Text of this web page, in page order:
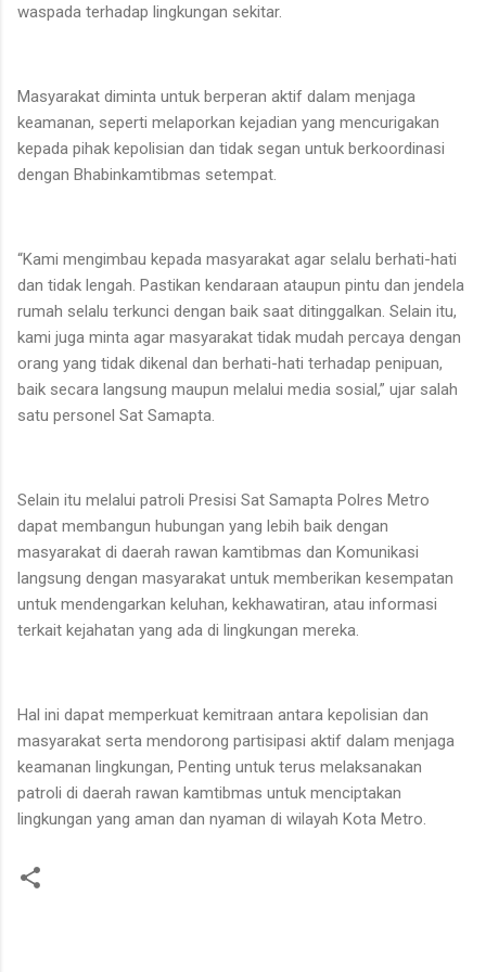
waspada terhadap lingkungan sekitar.
Masyarakat diminta untuk berperan aktif dalam menjaga
keamanan, seperti melaporkan kejadian yang mencurigakan
kepada pihak kepolisian dan tidak segan untuk berkoordinasi
dengan Bhabinkamtibmas setempat.
“Kami mengimbau kepada masyarakat agar selalu berhati-hati
dan tidak lengah. Pastikan kendaraan ataupun pintu dan jendela
rumah selalu terkunci dengan baik saat ditinggalkan. Selain itu,
kami juga minta agar masyarakat tidak mudah percaya dengan
orang yang tidak dikenal dan berhati-hati terhadap penipuan,
baik secara langsung maupun melalui media sosial,” ujar salah
satu personel Sat Samapta.
Selain itu melalui patroli Presisi Sat Samapta Polres Metro
dapat membangun hubungan yang lebih baik dengan
masyarakat di daerah rawan kamtibmas dan Komunikasi
langsung dengan masyarakat untuk memberikan kesempatan
untuk mendengarkan keluhan, kekhawatiran, atau informasi
terkait kejahatan yang ada di lingkungan mereka.
Hal ini dapat memperkuat kemitraan antara kepolisian dan
masyarakat serta mendorong partisipasi aktif dalam menjaga
keamanan lingkungan, Penting untuk terus melaksanakan
patroli di daerah rawan kamtibmas untuk menciptakan
lingkungan yang aman dan nyaman di wilayah Kota Metro.